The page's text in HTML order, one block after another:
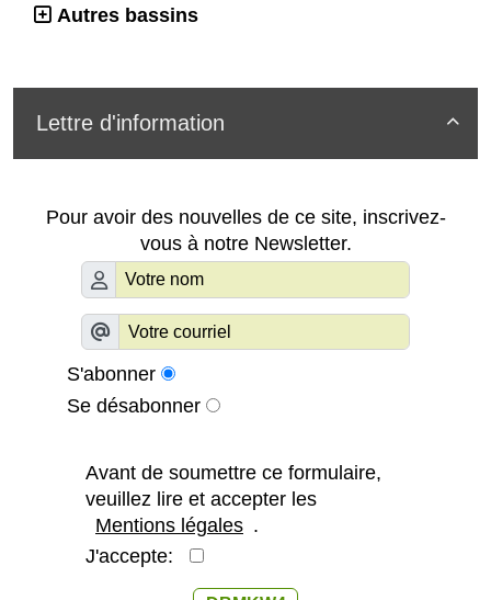
Autres bassins

Lettre d'information
Pour avoir des nouvelles de ce site, inscrivez-
vous à notre Newsletter.
S'abonner
Se désabonner
Avant de soumettre ce formulaire,
veuillez lire et accepter les
Mentions légales .
J'accepte: